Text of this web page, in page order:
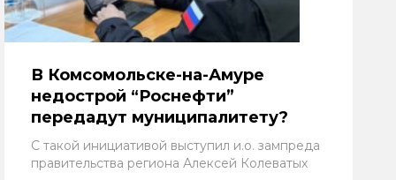
В Комсомольске-на-Амуре
недострой “Роснефти”
передадут муниципалитету?
С такой инициативой выступил и.о. зампреда
правительства региона Алексей Колеватых